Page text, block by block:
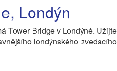
Londýn
Tower Bridge v Londýně. Užijte
londýnského zvedacího